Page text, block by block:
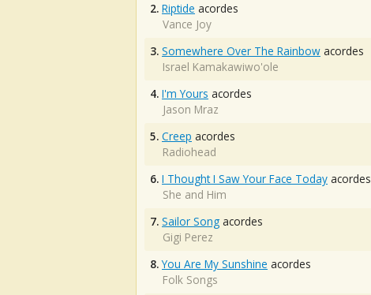
2. Riptide acordes
Vance Joy
3. Somewhere Over The Rainbow acordes
Israel Kamakawiwo'ole
4. I'm Yours acordes
Jason Mraz
5. Creep acordes
Radiohead
6. I Thought I Saw Your Face Today acordes
She and Him
7. Sailor Song acordes
Gigi Perez
8. You Are My Sunshine acordes
Folk Songs